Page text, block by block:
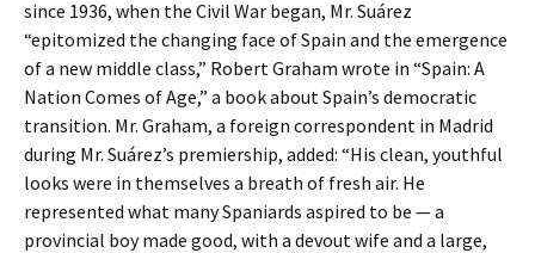
since 1936, when the Civil War began, Mr. Suárez
“epitomized the changing face of Spain and the emergence
of a new middle class,” Robert Graham wrote in “Spain: A
Nation Comes of Age,” a book about Spain’s democratic
transition. Mr. Graham, a foreign correspondent in Madrid
during Mr. Suárez’s premiership, added: “His clean, youthful
looks were in themselves a breath of fresh air. He
represented what many Spaniards aspired to be — a
provincial boy made good, with a devout wife and a large,